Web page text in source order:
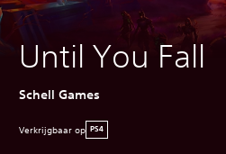
Until You Fall
Schell Games
Verkrijgbaar op PS4